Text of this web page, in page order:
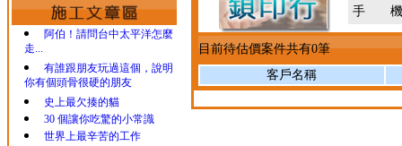
阿伯！請問台中太平洋怎麼
走...
有誰跟朋友玩過這個，說明
你有個頭骨很硬的朋友
史上最欠揍的貓
30 個讓你吃驚的小常識
世界上最辛苦的工作
手 機
目前待估價案件共有0筆
客戶名稱